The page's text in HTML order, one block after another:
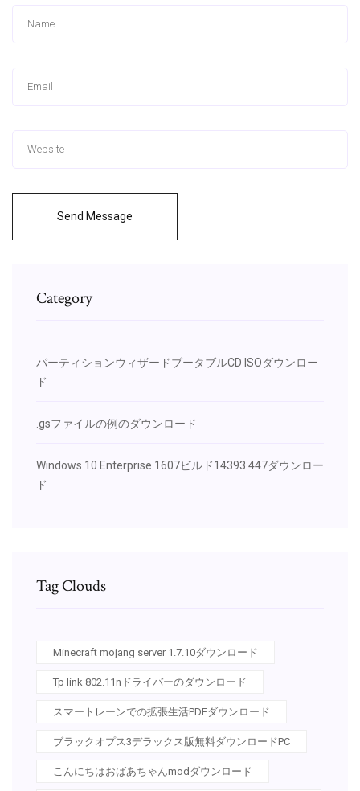
Send Message
Category
パーティションウィザードブータブルCD ISOダウンロー
ド
.gsファイルの例のダウンロード
Windows 10 Enterprise 1607ビルド14393.447ダウンロー
ド
Tag Clouds
Minecraft mojang server 1.7.10ダウンロード
Tp link 802.11nドライバーのダウンロード
スマートレーンでの拡張生活PDFダウンロード
ブラックオプス3デラックス版無料ダウンロードPC
こんにちはおばあちゃんmodダウンロード